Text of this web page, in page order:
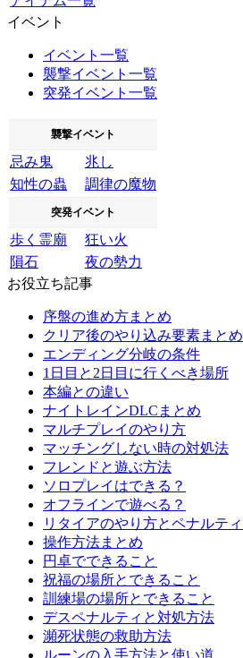
イベント
イベント一覧
襲撃イベント一覧
突発イベント一覧
襲撃イベント
忌み鬼
兆し
知性の蟲
調律の魔物
突発イベント
歩く霊廟
狂い火
隕石
夜の勢力
お役立ち記事
序盤の進め方まとめ
クリア後のやり込み要素まとめ
エンディング分岐の条件
1日目と2日目に行くべき場所
本編との違い
ナイトレインDLCまとめ
マルチプレイのやり方
マッチングしない時の対処法
フレンドと遊ぶ方法
ソロプレイはできる？
オフラインで遊べる？
リタイアのやり方とペナルティ
操作方法まとめ
円卓でできること
祝福の場所とできること
訓練場の場所とできること
デスペナルティと対処方法
瀕死状態の救助方法
ルーンの入手方法と使い道